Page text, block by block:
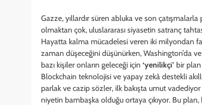
Gazze, yıllardır süren abluka ve son
olmaktan çok, uluslararası siyasetin satranç
Hayatta kalma mücadelesi veren iki milyondan
zaman düşeceğini düşünürken, Washington’da
bazı kişiler onların geleceği için ‘yenilikçi’ bir plan
Blockchain teknolojisi ve yapay zekâ destekli
parlak ve cazip sözler, ilk bakışta umut
niyetin bambaşka olduğu ortaya çıkıyor. Bu